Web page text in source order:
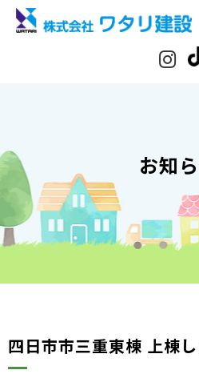
お知
四日市市三重東棟 上棟